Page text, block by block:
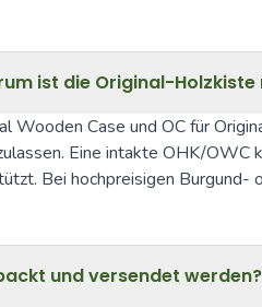
ist die Original-
Case und OC für
Eine intakte OHK/
Bei hochpreisigen
und versendet werden?